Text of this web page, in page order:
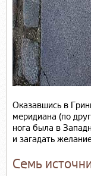
Оказавшись в
меридиана (по
нога была в
и загадать
Семь